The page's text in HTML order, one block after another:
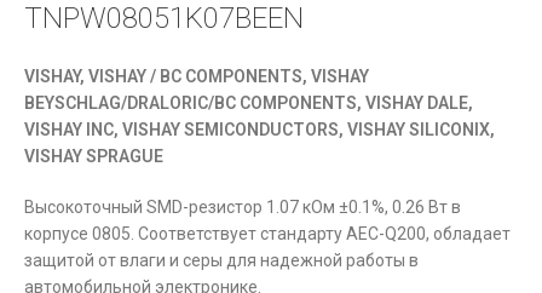
TNPW08051K07BEEN
VISHAY, VISHAY / BC COMPONENTS, VISHAY
BEYSCHLAG/DRALORIC/BC COMPONENTS, VISHAY DALE,
VISHAY INC, VISHAY SEMICONDUCTORS, VISHAY SILICONIX,
VISHAY SPRAGUE
Высокоточный SMD-резистор 1.07 кОм ±0.1%, 0.26 Вт в
корпусе 0805. Соответствует стандарту AEC-Q200, обладает
защитой от влаги и серы для надежной работы в
автомобильной электронике.